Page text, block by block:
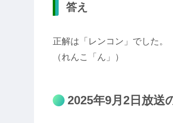
答え
正解は「レンコン」でした。
（れんこ「ん」）
2025年9月2日放送